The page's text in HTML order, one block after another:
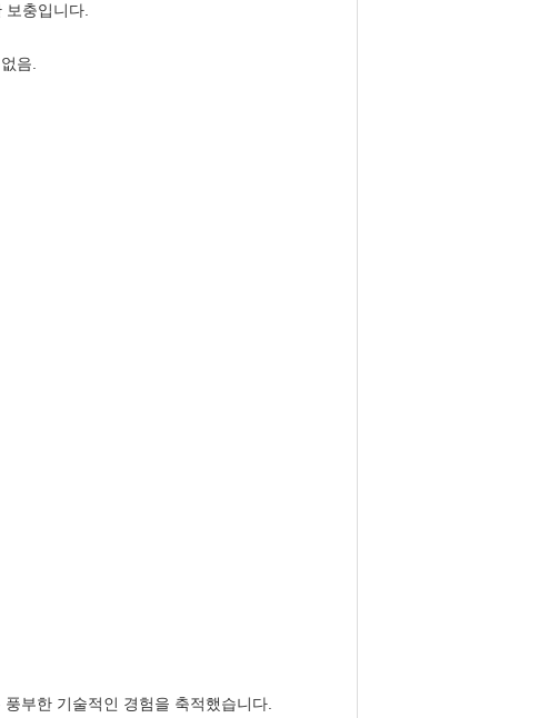
충입니다.
음.
부한 기술적인 경험을 축적했습니다.